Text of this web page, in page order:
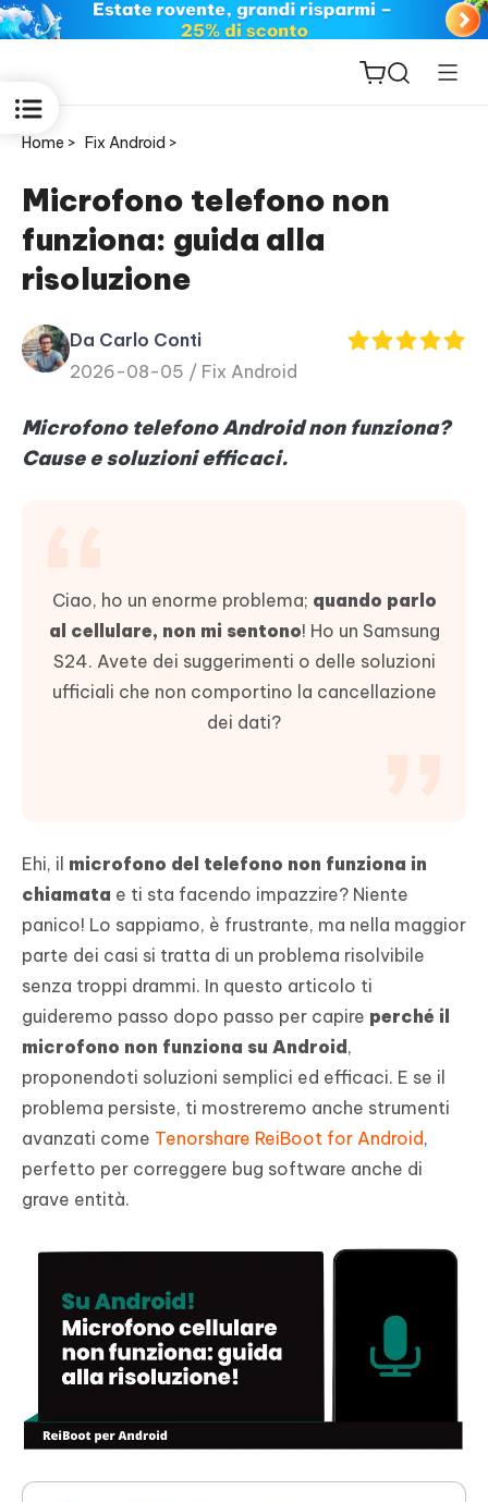
ReiBoot
for iOS
PDNob
PDF
New
iAnyGo
Home > Fix Android >
Microfono telefono non
funziona: guida alla
risoluzione
Da Carlo Conti
2026-08-05 / Fix Android
Microfono telefono Android non funziona?
Cause e soluzioni efficaci.
Ciao, ho un enorme problema; quando parlo
al cellulare, non mi sentono! Ho un Samsung
S24. Avete dei suggerimenti o delle soluzioni
ufficiali che non comportino la cancellazione
dei dati?
Ehi, il microfono del telefono non funziona in
chiamata e ti sta facendo impazzire? Niente
panico! Lo sappiamo, è frustrante, ma nella maggior
parte dei casi si tratta di un problema risolvibile
senza troppi drammi. In questo articolo ti
guideremo passo dopo passo per capire perché il
microfono non funziona su Android ,
proponendoti soluzioni semplici ed efficaci. E se il
problema persiste, ti mostreremo anche strumenti
avanzati come Tenorshare ReiBoot for Android,
perfetto per correggere bug software anche di
grave entità.